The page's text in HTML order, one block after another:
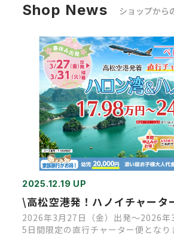
Shop News ショップから
2025.12.19 UP
\高松空港発！ハノイチャータ
2026年3月27日（金）出発～2026年
5日間限定の直行チャーター便となり